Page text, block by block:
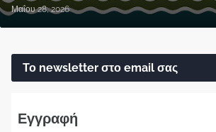
Μαΐου 28, 2026
Το newsletter στο email σας
Εγγραφή